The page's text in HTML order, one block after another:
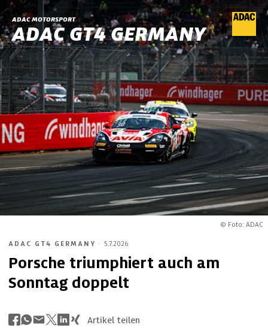
ADAC MOTORSPORT
ADAC GT4 GERMANY
© Foto: ADAC
ADAC GT4 GERMANY · 5.7.2026
Porsche triumphiert auch am
Sonntag doppelt
Artikel teilen